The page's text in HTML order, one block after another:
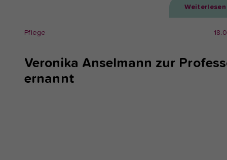
Weiterlesen
Pflege
Veronika Anselmann zur
ernannt